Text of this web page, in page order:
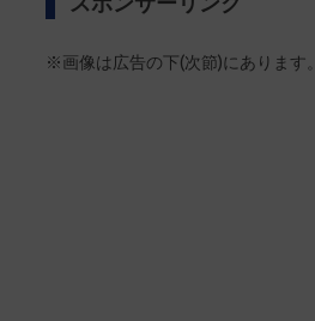
※画像は広告の下(次節)にあります。